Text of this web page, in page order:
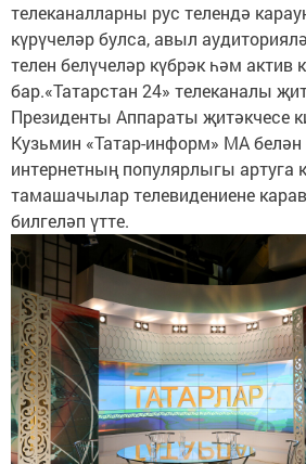
телеканалларны рус телендә
күрүчеләр булса, авыл
телен белүчеләр күбрәк һәм актив
бар.«Татарстан 24» телеканалы
Президенты Аппараты җитәкчесе
Кузьмин «Татар-информ» МА
интернетның популярлыгы артуга
тамашачылар телевидениене
билгеләп үтте.